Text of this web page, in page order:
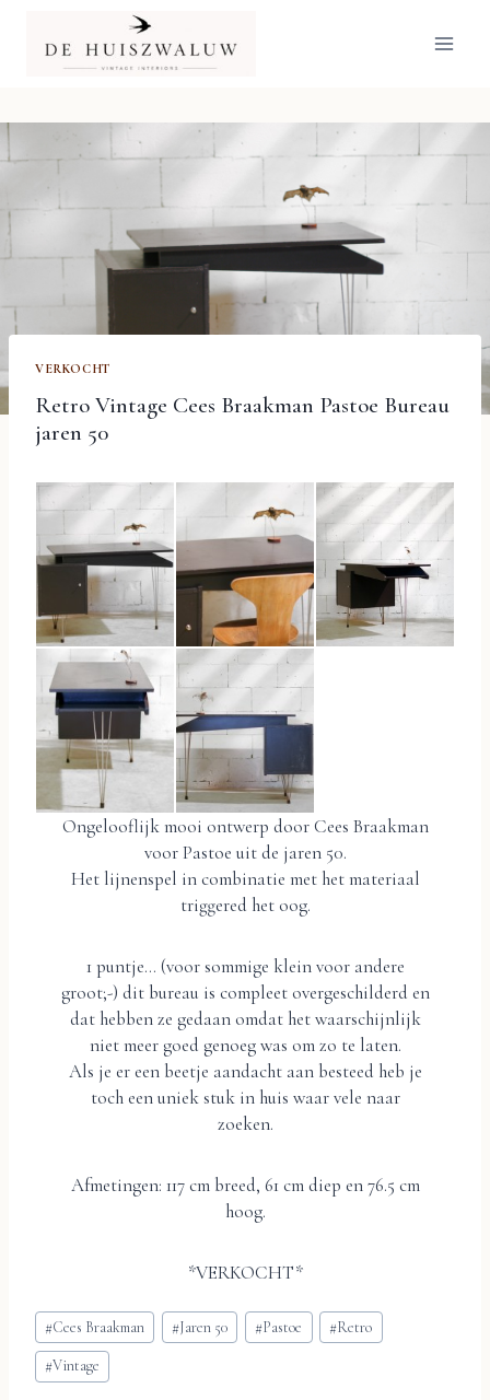
inhoud
VERKOCHT
Retro Vintage Cees Braakman Pastoe Bureau
jaren 50
Ongelooflijk mooi ontwerp door Cees Braakman
voor Pastoe uit de jaren 50.
Het lijnenspel in combinatie met het materiaal
triggered het oog.
1 puntje… (voor sommige klein voor andere
groot;-) dit bureau is compleet overgeschilderd en
dat hebben ze gedaan omdat het waarschijnlijk
niet meer goed genoeg was om zo te laten.
Als je er een beetje aandacht aan besteed heb je
toch een uniek stuk in huis waar vele naar
zoeken.
Afmetingen: 117 cm breed, 61 cm diep en 76.5 cm
hoog.
*VERKOCHT*
Bericht
tags:
#Cees Braakman #Jaren 50 #Pastoe #Retro
#Vintage